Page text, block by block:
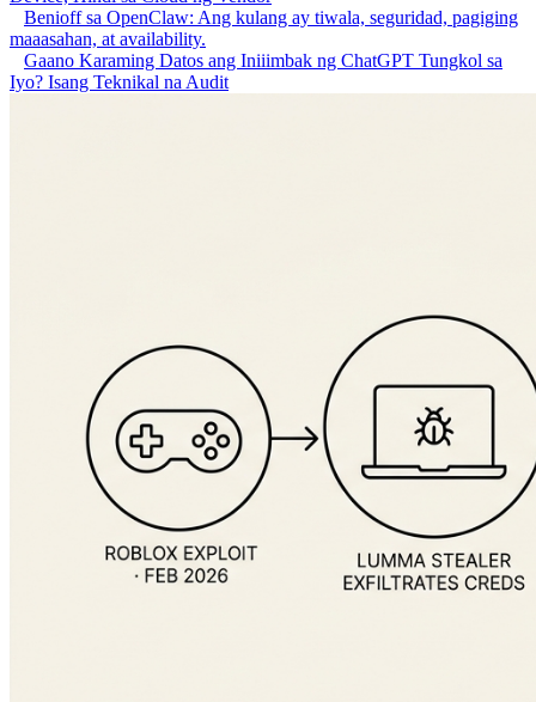
Benioff sa OpenClaw: Ang kulang ay tiwala, seguridad, pagiging
maaasahan, at availability.
Gaano Karaming Datos ang Iniiimbak ng ChatGPT Tungkol sa
Iyo? Isang Teknikal na Audit